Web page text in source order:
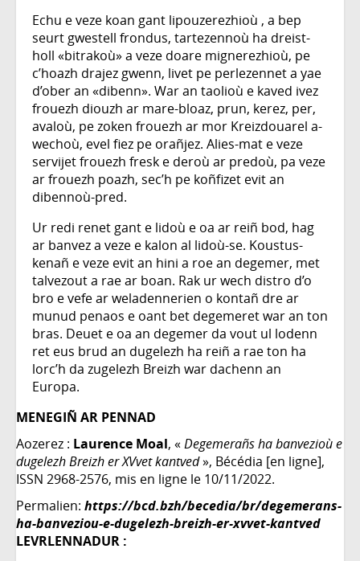
Echu e veze koan gant lipouzerezhioù , a bep
seurt gwestell frondus, tartezennoù ha dreist-
holl «bitrakoù» a veze doare mignerezhioù, pe
c’hoazh drajez gwenn, livet pe perlezennet a yae
d’ober an «dibenn». War an taolioù e kaved ivez
frouezh diouzh ar mare-bloaz, prun, kerez, per,
avaloù, pe zoken frouezh ar mor Kreizdouarel a-
wechoù, evel fiez pe orañjez. Alies-mat e veze
servijet frouezh fresk e deroù ar predoù, pa veze
ar frouezh poazh, sec’h pe koñfizet evit an
dibennoù-pred.
Ur redi renet gant e lidoù e oa ar reiñ bod, hag
ar banvez a veze e kalon al lidoù-se. Koustus-
kenañ e veze evit an hini a roe an degemer, met
talvezout a rae ar boan. Rak ur wech distro d’o
bro e vefe ar weladennerien o kontañ dre ar
munud penaos e oant bet degemeret war an ton
bras. Deuet e oa an degemer da vout ul lodenn
ret eus brud an dugelezh ha reiñ a rae ton ha
lorc’h da zugelezh Breizh war dachenn an
Europa.
MENEGIÑ AR PENNAD
Aozerez : Laurence Moal, «Degemerañs ha banvezioù e
dugelezh Breizh er XVvet kantved», Bécédia [en ligne],
ISSN 2968-2576, mis en ligne le 10/11/2022.
Permalien: https://bcd.bzh/becedia/br/degemerans-
ha-banveziou-e-dugelezh-breizh-er-xvvet-kantved
LEVRLENNADUR :